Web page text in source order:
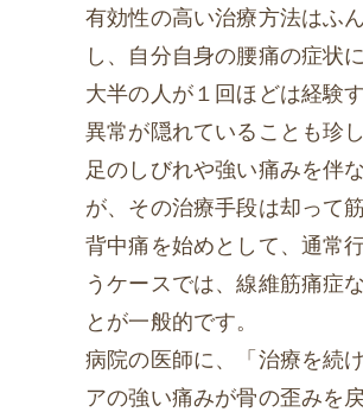
有効性の高い治療方法はふ
し、自分自身の腰痛の症状
大半の人が１回ほどは経験
異常が隠れていることも珍
足のしびれや強い痛みを伴
が、その治療手段は却って
背中痛を始めとして、通常
うケースでは、線維筋痛症
とが一般的です。
病院の医師に、「治療を続
アの強い痛みが骨の歪みを